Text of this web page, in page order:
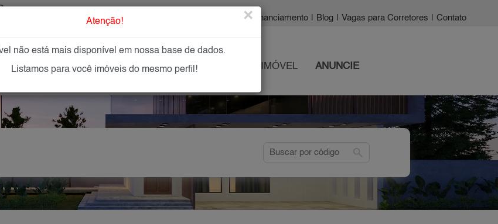
| Financiamento Blog Vagas para Corretores Contato
IMÓVEIS NOVOS IMOBILIÁRIAS OFEREÇA SEU IMÓVEL ANUNCIE
search
Atenção! ×
não está mais disponível em nossa base de dados.
Listamos para você imóveis do mesmo perfil!